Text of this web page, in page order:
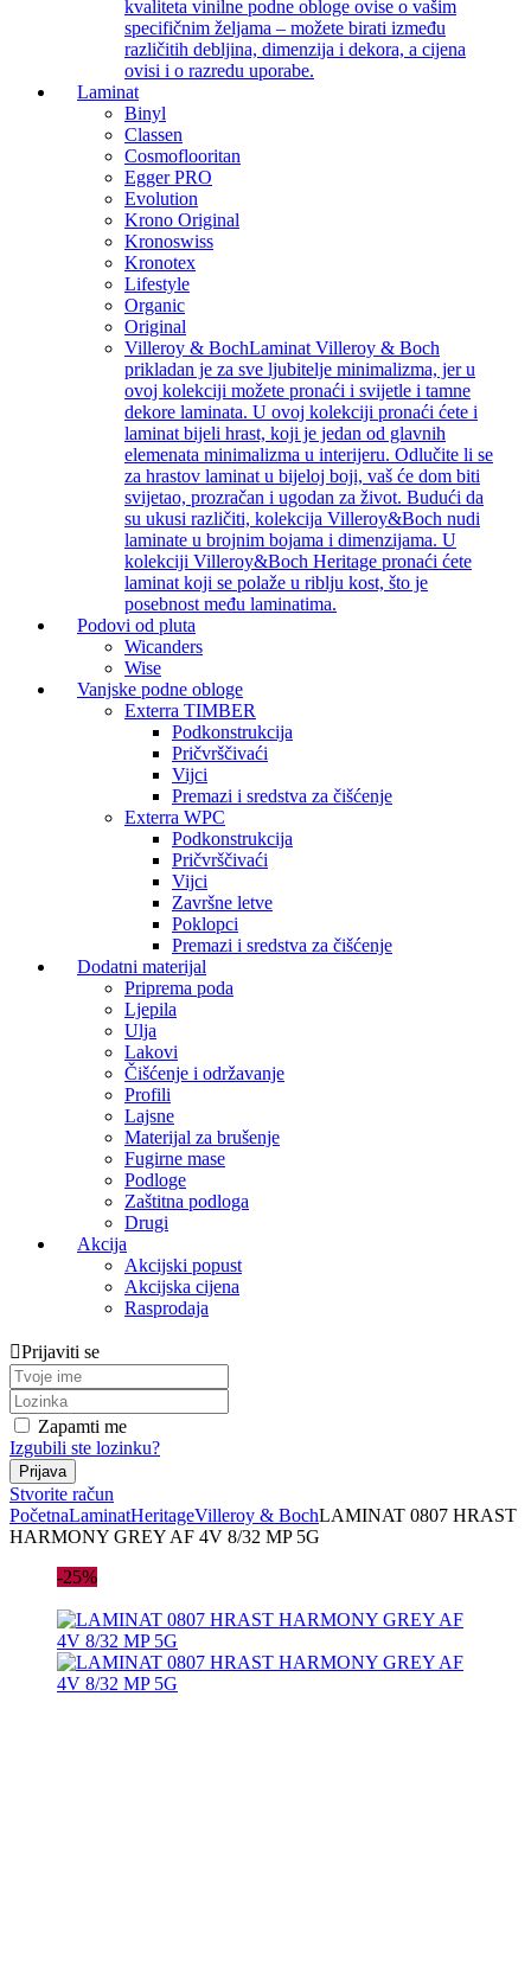
kvaliteta vinilne podne obloge ovise o vašim
specifičnim željama – možete birati između
različitih debljina, dimenzija i dekora, a cijena
ovisi i o razredu uporabe.
Laminat
Binyl
Classen
Cosmoflooritan
Egger PRO
Evolution
Krono Original
Kronoswiss
Kronotex
Lifestyle
Organic
Original
Villeroy & BochLaminat Villeroy & Boch
prikladan je za sve ljubitelje minimalizma, jer u
ovoj kolekciji možete pronaći i svijetle i tamne
dekore laminata. U ovoj kolekciji pronaći ćete i
laminat bijeli hrast, koji je jedan od glavnih
elemenata minimalizma u interijeru. Odlučite li se
za hrastov laminat u bijeloj boji, vaš će dom biti
svijetao, prozračan i ugodan za život. Budući da
su ukusi različiti, kolekcija Villeroy&Boch nudi
laminate u brojnim bojama i dimenzijama. U
kolekciji Villeroy&Boch Heritage pronaći ćete
laminat koji se polaže u riblju kost, što je
posebnost među laminatima.
Podovi od pluta
Wicanders
Wise
Vanjske podne obloge
Exterra TIMBER
Podkonstrukcija
Pričvrščivaći
Vijci
Premazi i sredstva za čišćenje
Exterra WPC
Podkonstrukcija
Pričvrščivaći
Vijci
Završne letve
Poklopci
Premazi i sredstva za čišćenje
Dodatni materijal
Priprema poda
Ljepila
Ulja
Lakovi
Čišćenje i održavanje
Profili
Lajsne
Materijal za brušenje
Fugirne mase
Podloge
Zaštitna podloga
Drugi
Akcija
Akcijski popust
Akcijska cijena
Rasprodaja
Prijaviti se
Zapamti me
Izgubili ste lozinku?
Stvorite račun
PočetnaLaminatHeritageVilleroy & BochLAMINAT 0807 HRAST
HARMONY GREY AF 4V 8/32 MP 5G
-25%